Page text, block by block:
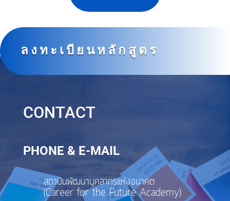
ลงทะเบียนหลักสูตร
CONTACT
PHONE & E-MAIL
สถาบันพัฒนาบุคลากรแห่งอนาคต
(Career for the Future Academy)